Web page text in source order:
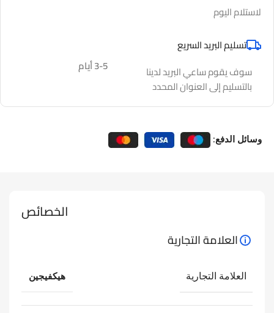
لاستلام اليوم
تسليم البريد السريع
سوف يقوم ساعي البريد لدينا
بالتسليم إلى العنوان المحدد
3-5 أيام
وسائل الدفع:
الخصائص
العلامة التجارية
العلامة التجارية هيكفيجين